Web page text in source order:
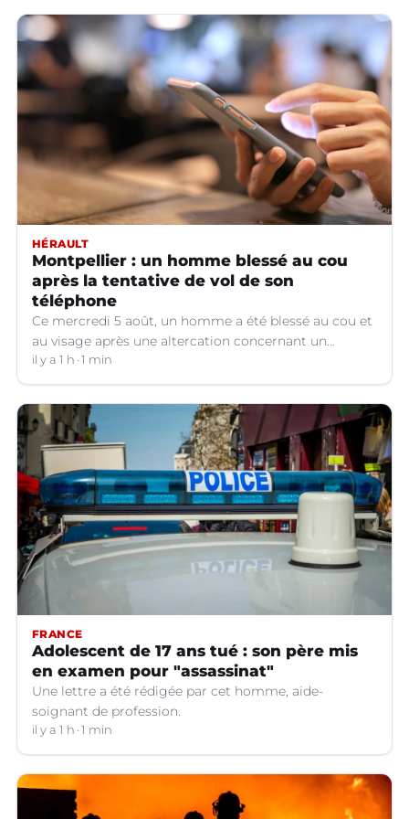
HÉRAULT
Montpellier : un homme blessé au cou
après la tentative de vol de son
téléphone
Ce mercredi 5 août, un homme a été blessé au cou et
au visage après une altercation concernant un
téléphone portable à Montpellier (Hérault).
il y a 1 h 1 min
FRANCE
Adolescent de 17 ans tué : son père mis
en examen pour "assassinat"
Une lettre a été rédigée par cet homme, aide-
soignant de profession.
il y a 1 h 1 min